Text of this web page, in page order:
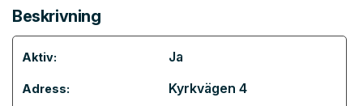
Beskrivning
Aktiv: Ja
Adress: Kyrkvägen 4